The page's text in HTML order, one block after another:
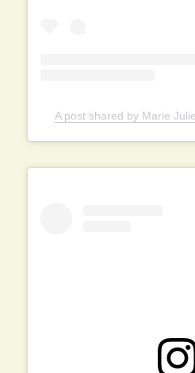
A post shared by Marie